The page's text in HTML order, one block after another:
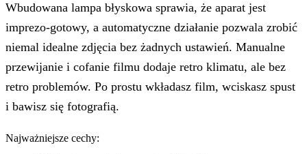
Wbudowana lampa błyskowa sprawia, że aparat jest
imprezo-gotowy, a automatyczne działanie pozwala zrobić
niemal idealne zdjęcia bez żadnych ustawień. Manualne
przewijanie i cofanie filmu dodaje retro klimatu, ale bez
retro problemów. Po prostu wkładasz film, wciskasz spust
i bawisz się fotografią.
Najważniejsze cechy: